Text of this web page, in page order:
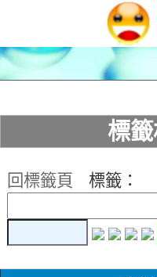
標
回標籤頁
標籤：